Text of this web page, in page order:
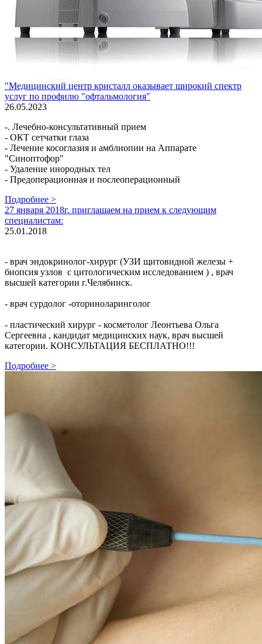
"Медицинский центр кристалл оказывает широкий спектр
услуг по профилю "офтальмология"
26.05.2023
-. Лечебно-консультативный прием
- ОКТ сетчатки глаза
- Лечение косоглазия и амблиопии на Аппарате
"Синоптофор"
- Удаление инородных тел
- Предоперационная и послеоперационный
Подробнее >
27 января 2018г. приглашаем на прием к следующим
специалистам:
25.01.2018
- врач эндокринолог-хирург (УЗИ щитовидной железы +
биопсия узлов с цитологическим исследованием ) , врач
высшей категории г.Челябинск.
- врач сурдолог -оториноларинголог
- пластический хирург - косметолог Леонтьева Ольга
Сергеевна , кандидат медицинских наук, врач высшей
категории. КОНСУЛЬТАЦИЯ БЕСПЛАТНО!!!
Подробнее >